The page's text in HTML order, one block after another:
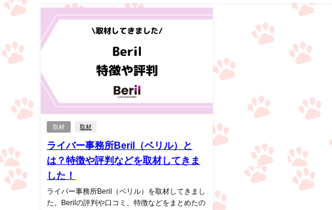
取材 取材
ライバー事務所Beril（ベリル）と
は？特徴や評判などを取材してきま
した！
ライバー事務所Beril（ベリル）を取材してきまし
た。Berilの評判や口コミ、特徴などをまとめたの